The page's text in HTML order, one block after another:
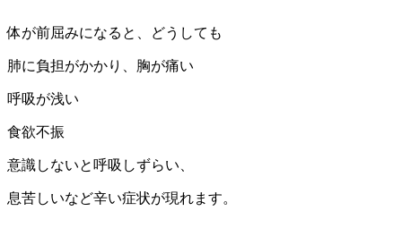
体が前屈みになると、どうしても
肺に負担がかかり、胸が痛い
呼吸が浅い
食欲不振
意識しないと呼吸しずらい、
息苦しいなど辛い症状が現れます。